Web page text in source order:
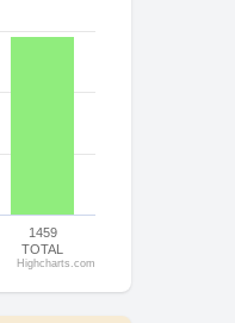
1459
TOTAL
Highcharts.com